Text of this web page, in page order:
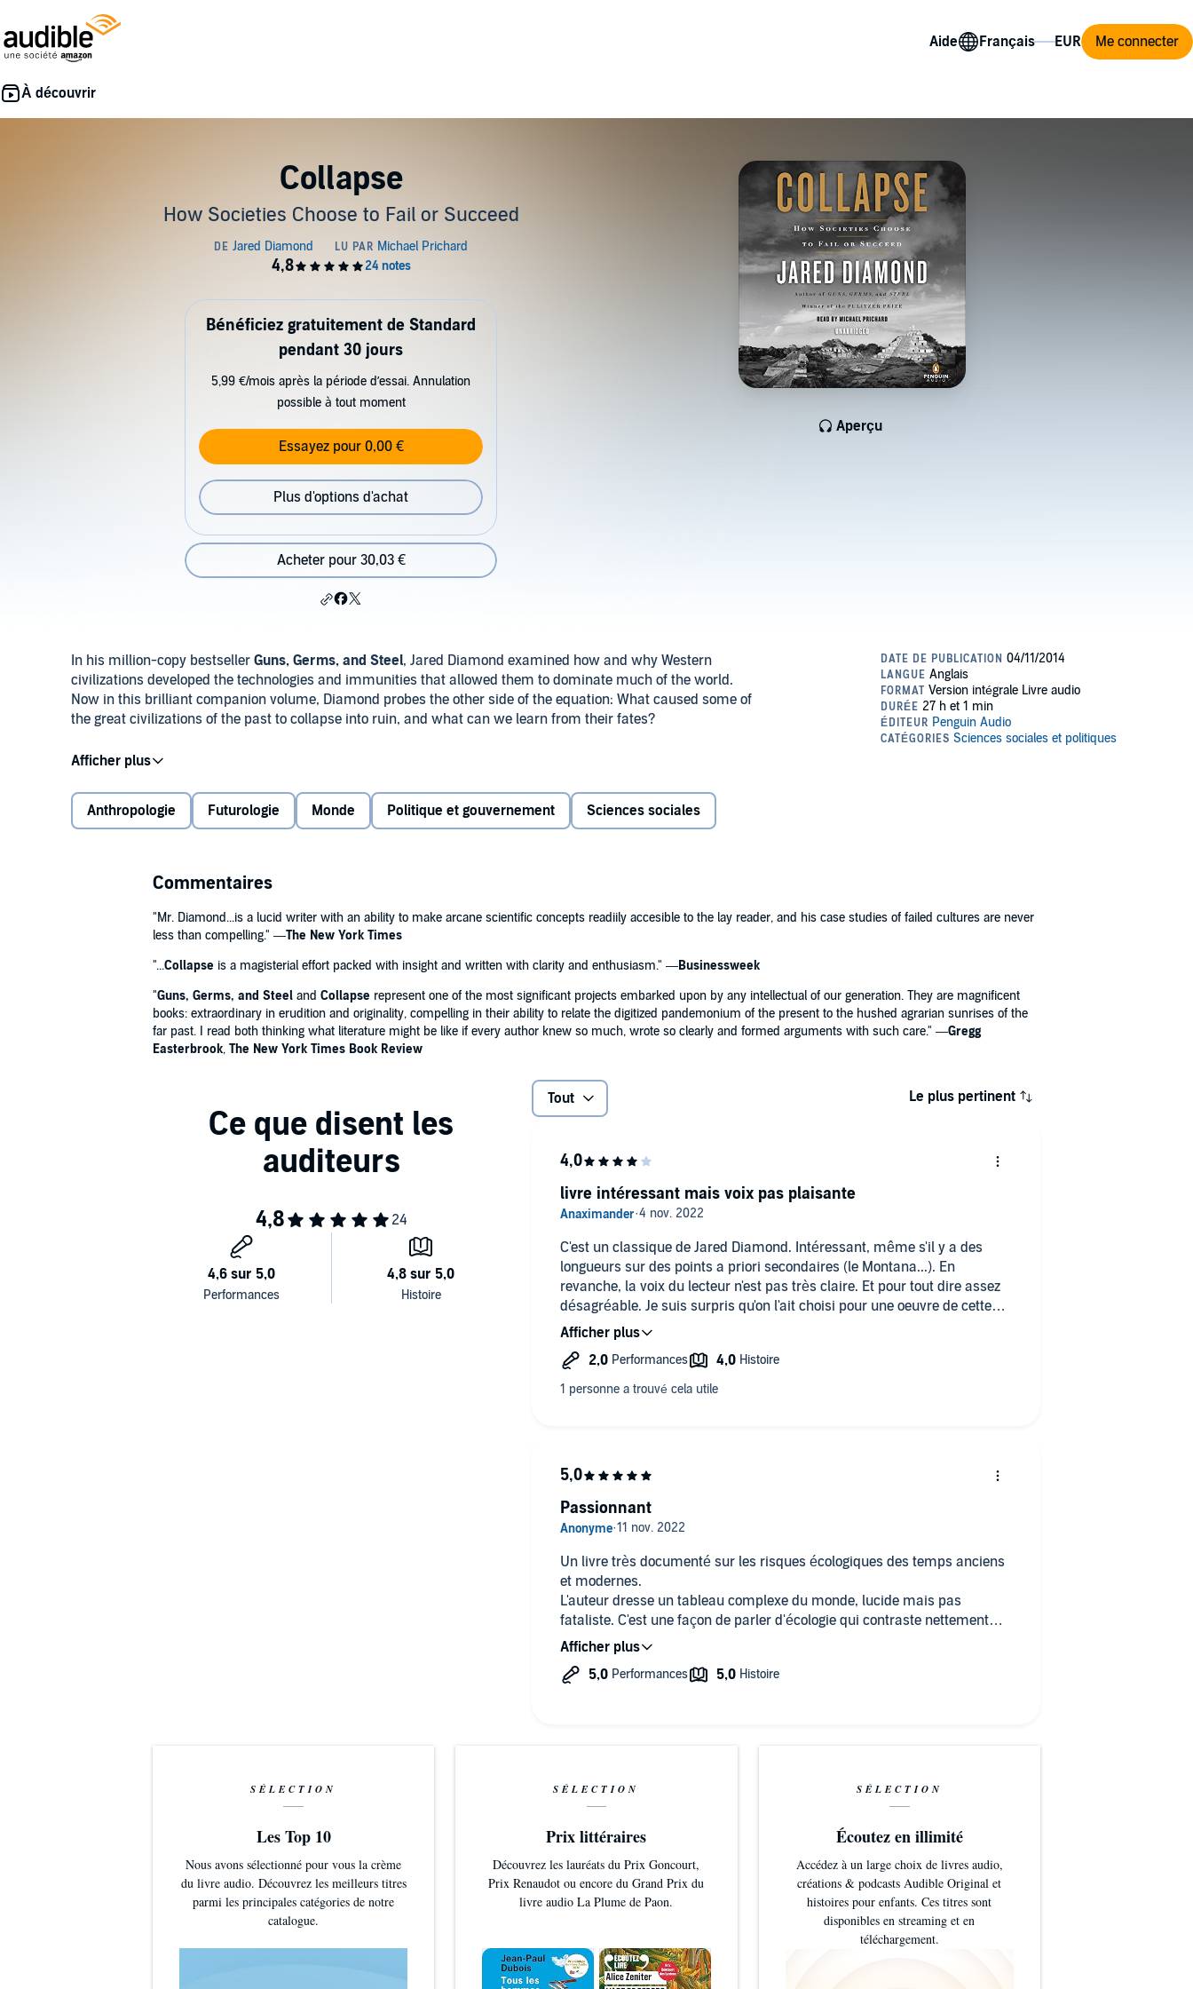
Aide Me connecter
Collapse
How Societies Choose to Fail or Succeed
Aperçu
Bénéficiez gratuitement de Standard
pendant 30 jours
5,99 €/mois après la période d’essai. Annulation
possible à tout moment
Essayez pour 0,00 €
Plus d'options d'achat
Acheter pour 30,03 €
In his million-copy bestseller Guns, Germs, and Steel, Jared Diamond examined how and why Western
civilizations developed the technologies and immunities that allowed them to dominate much of the world.
Now in this brilliant companion volume, Diamond probes the other side of the equation: What caused some of
the great civilizations of the past to collapse into ruin, and what can we learn from their fates?
As inGuns, Germs, and Steel
fascinating historical-cultural narratives. Moving from the Polynesian cultures on Easter Island to the
flourishing American civilizations of the Anasazi and the Maya and finally to the doomed Viking colony on
Greenland, Diamond traces the fundamental pattern of catastrophe. Environmental damage, climate change,
rapid population growth, and unwise political choices were all factors in the demise of these societies, but
own society’s apparently inexhaustible wealth and unrivaled political power, ominous warning signs have
begun to emerge even in ecologically robust areas like Montana.
books of our time, raising the urgent question: How can our world best avoid committing ecological suicide?
Look out for Jared Diamond's latest book,The World Until Yesterday , coming from Viking in January 2013.
Anthropologie Futurologie Monde Politique et gouvernement Sciences sociales
Commentaires
"Mr. Diamond...is a lucid writer with an ability to make arcane scientific concepts readiily accesible to the lay reader, and his case studies of failed cultures are never
less than compelling." —The New York Times
"...Collapse is a magisterial effort packed with insight and written with clarity and enthusiasm." —Businessweek
"Guns, Germs, and Steel and Collapse represent one of the most significant projects embarked upon by any intellectual of our generation. They are magnificent
books: extraordinary in erudition and originality, compelling in their ability to relate the digitized pandemonium of the present to the hushed agrarian sunrises of the
far past. I read both thinking what literature might be like if every author knew so much, wrote so clearly and formed arguments with such care." —Gregg
Easterbrook, The New York Times Book Review
Tout Le plus pertinent
C'est un classique de Jared Diamond. Intéressant, même s'il y a des
longueurs sur des points a priori secondaires (le Montana...). En
revanche, la voix du lecteur n'est pas très claire. Et pour tout dire assez
désagréable. Je suis surpris qu'on l'ait choisi pour une oeuvre de cette
importance. Dommage.
livre intéressant mais voix pas plaisante
Un livre très documenté sur les risques écologiques des temps anciens
et modernes.
L'auteur dresse un tableau complexe du monde, lucide mais pas
fataliste. C'est une façon de parler d'écologie qui contraste nettement
avec l'optimisme aveugle ou les annonces apocalyptiques qu'on entend
généralement.
J'aime beaucoup la voix du lecteur, qui détache bien les mots et rend
Passionnant
SÉLECTION
Les Top 10
Nous avons sélectionné pour vous la crème
du livre audio. Découvrez les meilleurs titres
parmi les principales catégories de notre
catalogue.
SÉLECTION
Prix littéraires
Découvrez les lauréats du Prix Goncourt,
Prix Renaudot ou encore du Grand Prix du
livre audio La Plume de Paon.
SÉLECTION
Écoutez en illimité
Accédez à un large choix de livres audio,
créations & podcasts Audible Original et
histoires pour enfants. Ces titres sont
disponibles en streaming et en
téléchargement.